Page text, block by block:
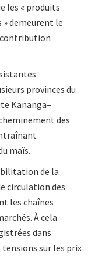
les « produits
demeurent le
provinces du
Kananga–
des
maïs.
de la
circulation des
les chaînes
À cela
dans
sur les prix